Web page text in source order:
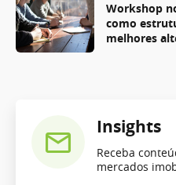
Workshop
como
melhores
Insights
Receba
mercados